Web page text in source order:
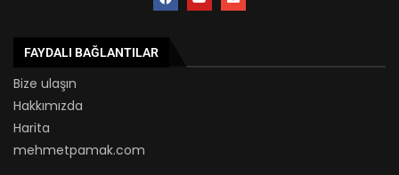
FAYDALI BAĞLANTILAR
Bize ulaşın
Hakkımızda
Harita
mehmetpamak.com